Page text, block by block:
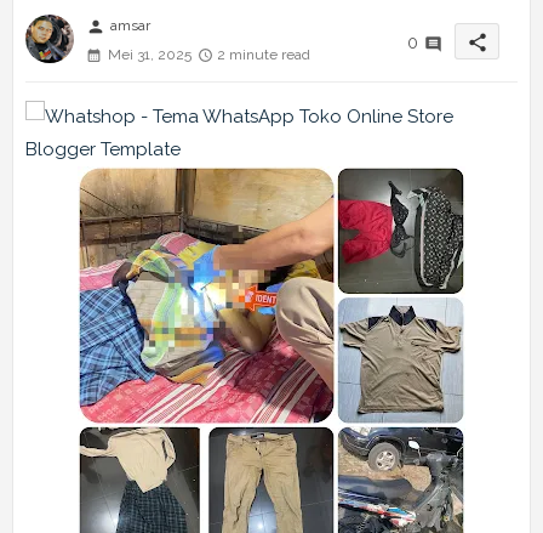
person amsar
Mei 31, 2025
2 minute read
0 share